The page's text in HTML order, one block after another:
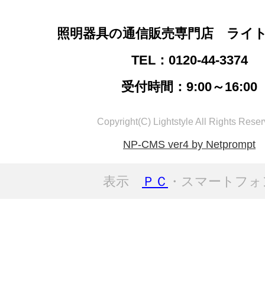
照明器具の通信販売専門店 ライ
TEL：0120-44-3374
受付時間：9:00～16:00
Copyright(C) Lightstyle All Rights
NP-CMS ver4 by Netprompt
表示 ＰＣ ・スマートフ